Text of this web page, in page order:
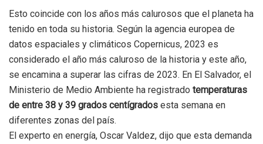
Esto coincide con los años más calurosos que el planeta ha
tenido en toda su historia. Según la agencia europea de
datos espaciales y climáticos Copernicus, 2023 es
considerado el año más caluroso de la historia y este año,
se encamina a superar las cifras de 2023. En El Salvador, el
Ministerio de Medio Ambiente ha registrado temperaturas
de entre 38 y 39 grados centígrados esta semana en
diferentes zonas del país.
El experto en energía, Oscar Valdez, dijo que esta demanda